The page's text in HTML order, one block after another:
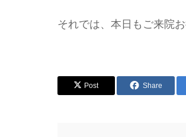
それでは、本日もご来院
Post Share